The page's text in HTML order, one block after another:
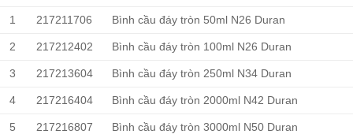
1 217211706 Bình cầu đáy tròn 50ml N26 Duran
2 217212402 Bình cầu đáy tròn 100ml N26 Duran
3 217213604 Bình cầu đáy tròn 250ml N34 Duran
4 217216404 Bình cầu đáy tròn 2000ml N42 Duran
5 217216807 Bình cầu đáy tròn 3000ml N50 Duran